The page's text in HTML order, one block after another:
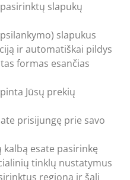
slapukų
slapukus
ir automatiškai pildys
formas esančias
Jūsų prekių
prisijungę prie savo
esate pasirinkę
tinklų nustatymus
regioną ir šalį